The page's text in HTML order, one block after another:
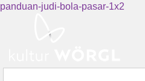
panduan-judi-bola-pasar-1x2